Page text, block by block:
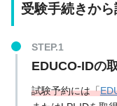
受験手続きか
EDUCO-IDの
試験予約には「